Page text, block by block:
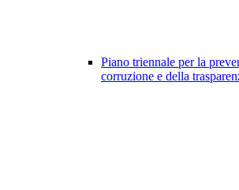
Piano triennale per la
corruzione e della